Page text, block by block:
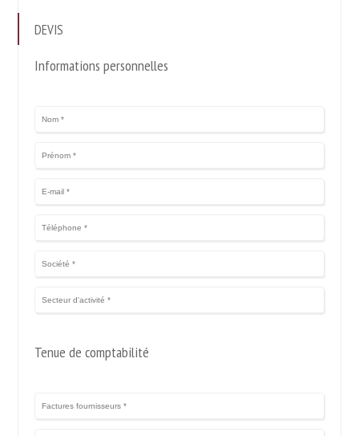
DEVIS
Informations personnelles
Tenue de comptabilité